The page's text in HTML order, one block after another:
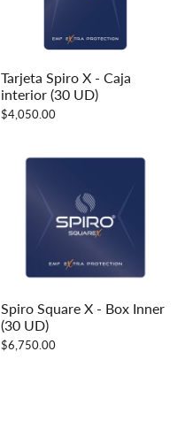
Tarjeta Spiro X - Caja
interior (30 UD)
$4,050.00
Spiro Square X - Box Inner
(30 UD)
$6,750.00